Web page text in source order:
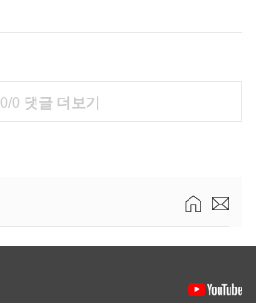
0/0 댓글 더보기